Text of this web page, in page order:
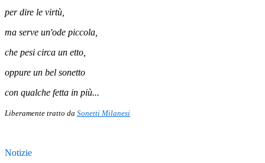
per dire le virtù,
ma serve un'ode piccola,
che pesi circa un etto,
oppure un bel sonetto
con qualche fetta in più...
Liberamente tratto da Sonetti Milanesi
Notizie